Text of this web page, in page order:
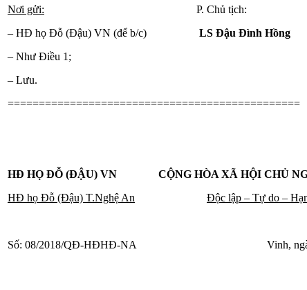
Nơi gửi: P. Chủ tịch:
– HĐ họ Đỗ (Đậu) VN (để b/c) LS Đậu Đình Hồng
– Như Điều 1;
– Lưu.
===============================================
HĐ HỌ ĐỖ (ĐẬU) VN CỘNG HÒA XÃ HỘI CHỦ
HĐ họ Đỗ (Đậu) T.Nghệ An
Độc lập – Tự do –
Số: 08/2018/QĐ-HĐHĐ-NA Vinh, ngày 20